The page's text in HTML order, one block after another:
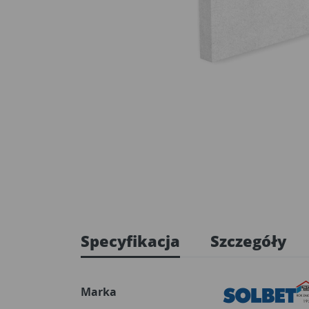
Specyfikacja Szczegóły
Marka